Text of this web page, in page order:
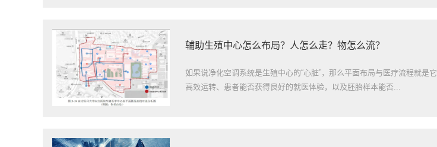
辅助生殖中心怎么布局？人怎么走？物怎么流？
如果说净化空调系统是生殖中心的“心脏”，那么平面布局与医疗流程就是
高效运转、患者能否获得良好的就医体验，以及胚胎样本能否...